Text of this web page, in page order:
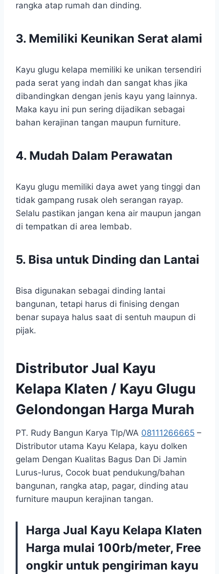
rangka atap rumah dan dinding.
3. Memiliki Keunikan Serat alami
Kayu glugu kelapa memiliki ke unikan tersendiri
pada serat yang indah dan sangat khas jika
dibandingkan dengan jenis kayu yang lainnya.
Maka kayu ini pun sering dijadikan sebagai
bahan kerajinan tangan maupun furniture.
4. Mudah Dalam Perawatan
Kayu glugu memiliki daya awet yang tinggi dan
tidak gampang rusak oleh serangan rayap.
Selalu pastikan jangan kena air maupun jangan
di tempatkan di area lembab.
5. Bisa untuk Dinding dan Lantai
Bisa digunakan sebagai dinding lantai
bangunan, tetapi harus di finising dengan
benar supaya halus saat di sentuh maupun di
pijak.
Distributor Jual Kayu
Kelapa Klaten / Kayu Glugu
Gelondongan Harga Murah
PT. Rudy Bangun Karya Tlp/WA 08111266665 –
Distributor utama Kayu Kelapa, kayu dolken
gelam Dengan Kualitas Bagus Dan Di Jamin
Lurus-lurus, Cocok buat pendukung/bahan
bangunan, rangka atap, pagar, dinding atau
furniture maupun kerajinan tangan.
Harga Jual Kayu Kelapa Klaten
Harga mulai 100rb/meter, Free
ongkir untuk pengiriman kayu